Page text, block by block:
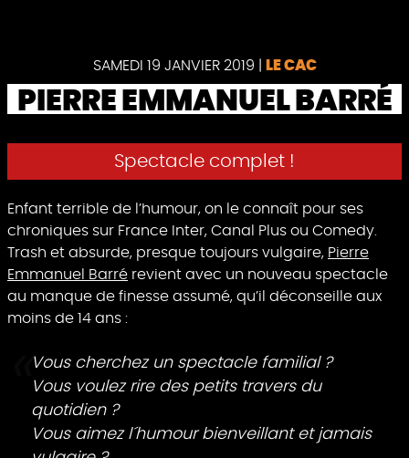
SAMEDI 19 JANVIER 2019 LE CAC
PIERRE EMMANUEL BARRÉ
Spectacle complet !
Enfant terrible de l’humour, on le connaît pour ses
chroniques sur France Inter, Canal Plus ou Comedy.
Trash et absurde, presque toujours vulgaire, Pierre
Emmanuel Barré revient avec un nouveau spectacle
au manque de finesse assumé, qu’il déconseille aux
moins de 14 ans :
Vous cherchez un spectacle familial ?
Vous voulez rire des petits travers du
quotidien ?
Vous aimez l´humour bienveillant et jamais